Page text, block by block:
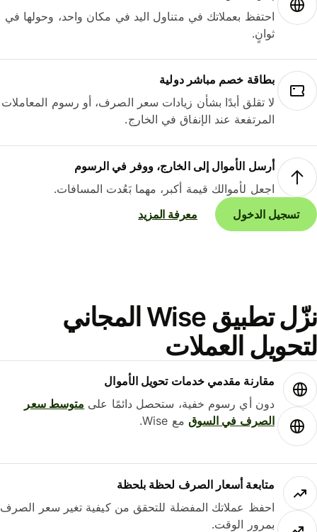
احتفظ بعملاتك في متناول اليد في مكان واحد، وحولها في
ثوانٍ.
بطاقة خصم مباشر دولية
لا تقلق أبدًا بشأن زيادات سعر الصرف، أو رسوم المعاملات
المرتفعة عند الإنفاق في الخارج.
أرسل الأموال إلى الخارج، ووفر في الرسوم
اجعل لأموالك قيمة أكبر، مهما بَعُدت المسافات.
تسجيل الدخول
معرفة المزيد
نزّل تطبيق Wise المجاني
العملات
مقارنة مقدمي خدمات تحويل الأموال
دون أي رسوم خفية، ستحصل دائمًا علىمتوسط ​​سعر
الصرف في السوقمع Wise.
متابعة أسعار الصرف لحظة بلحظة
احفظ عملاتك المفضلة للتحقق من كيفية تغير سعر الصرف
بمرور الوقت.